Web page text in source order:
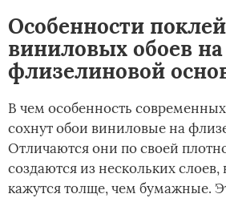
Особенности
виниловых обоев на
флизелиновой
В чем особенность
сохнут обои виниловые на
Отличаются они по своей
создаются из нескольких
кажутся толще, чем бумажные.